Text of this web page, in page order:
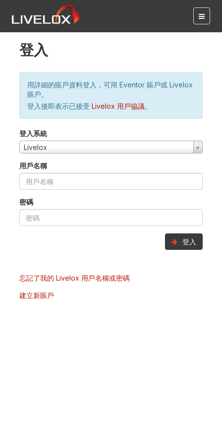
登入
用詳細的賬戶資料登入，可用 Eventor 賬戶或 Livelox
賬戶。
登入後即表示已接受 Livelox 用戶協議。
登入系統
Livelox
用戶名稱
密碼
登入
忘記了我的 Livelox 用戶名稱或密碼
建立新賬戶